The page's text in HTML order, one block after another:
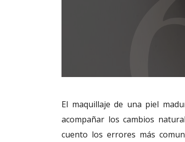
El maquillaje de una piel
acompañar los cambios
cuento los errores más